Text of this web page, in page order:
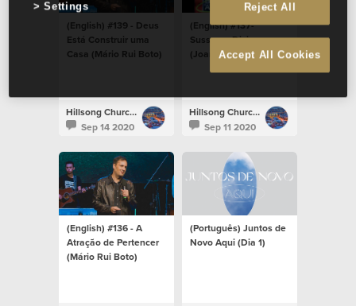
(English) #139 - Deus
Está Construir uma
Casa (Mário Rui Boto)
Hillsong Church Portugal
Sep 14 2020
(English) #137-
Sussuros Divinos
(Joana Cabral)
Hillsong Church Portugal
Sep 11 2020
(English) #136 - A
Atração de Pertencer
(Mário Rui Boto)
(Português) Juntos de
Novo Aqui (Dia 1)
Reject All
Accept All Cookies
Settings